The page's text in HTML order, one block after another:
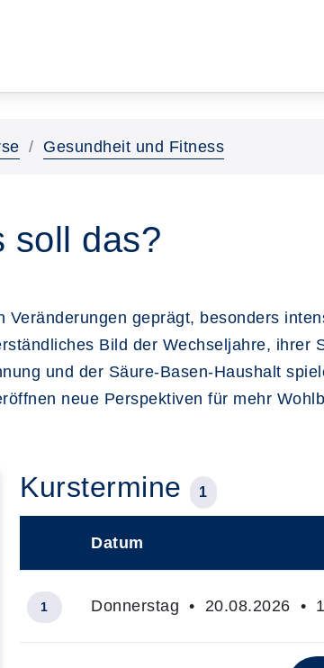
Gesundheit und Fitness
soll das?
geprägt, besonders
Bild der Wechseljahre, ihrer
und der Säure-Basen-Haushalt
neue Perspektiven für mehr
Kurstermine 1
Insgesamt gibt es 1 Termine zum
Datum
1 Donnerstag • 20.08.2026 •